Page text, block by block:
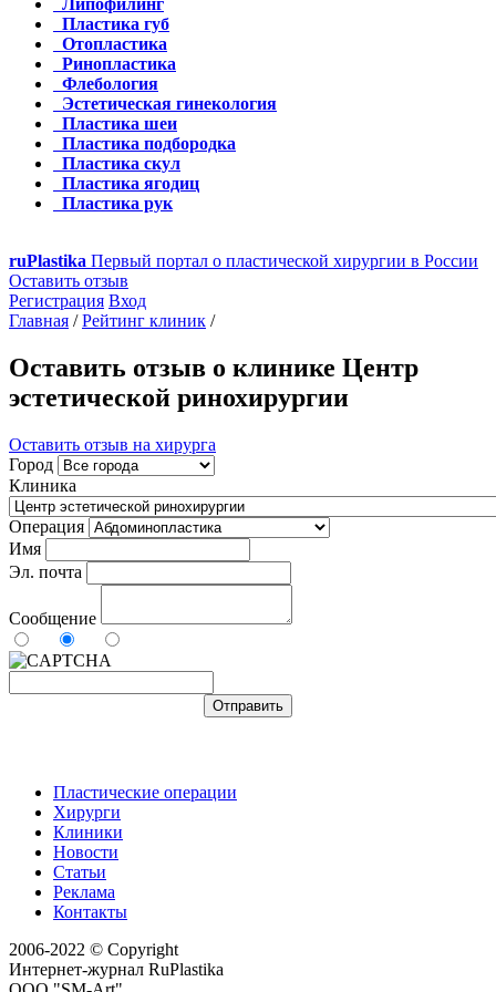
Липофилинг
Пластика губ
Отопластика
Ринопластика
Флебология
Эстетическая гинекология
Пластика шеи
Пластика подбородка
Пластика скул
Пластика ягодиц
Пластика рук
ruPlastika Первый портал о пластической хирургии в России
Оставить отзыв
Регистрация Вход
Главная / Рейтинг клиник /
Оставить отзыв о клинике Центр
эстетической ринохирургии
Оставить отзыв на хирурга
Город
Клиника
Операция
Имя
Эл. почта
Сообщение
Пластические операции
Хирурги
Клиники
Новости
Статьи
Реклама
Контакты
2006-2022 © Copyright
Интернет-журнал RuPlastika